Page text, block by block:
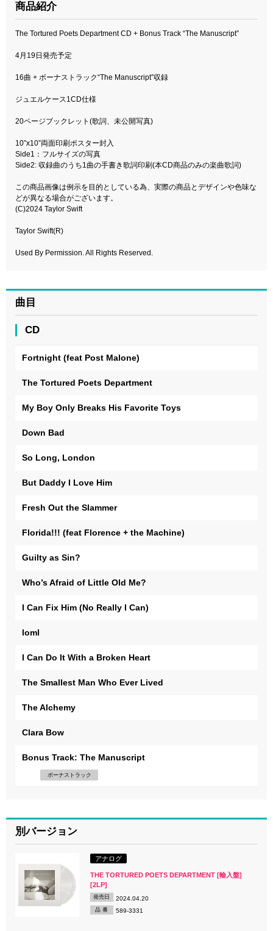
商品紹介
The Tortured Poets Department CD + Bonus Track “The Manuscript”
4月19日発売予定
16曲 + ボーナストラック“The Manuscript”収録
ジュエルケース1CD仕様
20ページブックレット(歌詞、未公開写真)
10”x10”両面印刷ポスター封入
Side1：フルサイズの写真
Side2: 収録曲のうち1曲の手書き歌詞印刷(本CD商品のみの楽曲歌詞)
この商品画像は例示を目的としている為、実際の商品とデザインや色味な
どが異なる場合がございます。
(C)2024 Taylor Swift
Taylor Swift(R)
Used By Permission. All Rights Reserved.
曲目
CD
Fortnight (feat Post Malone)
The Tortured Poets Department
My Boy Only Breaks His Favorite Toys
Down Bad
So Long, London
But Daddy I Love Him
Fresh Out the Slammer
Florida!!! (feat Florence + the Machine)
Guilty as Sin?
Who’s Afraid of Little Old Me?
I Can Fix Him (No Really I Can)
loml
I Can Do It With a Broken Heart
The Smallest Man Who Ever Lived
The Alchemy
Clara Bow
Bonus Track: The Manuscript
ボーナストラック
別バージョン
アナログ
THE TORTURED POETS DEPARTMENT [輸入盤]
[2LP]
発売日 2024.04.20
品 番 589-3331